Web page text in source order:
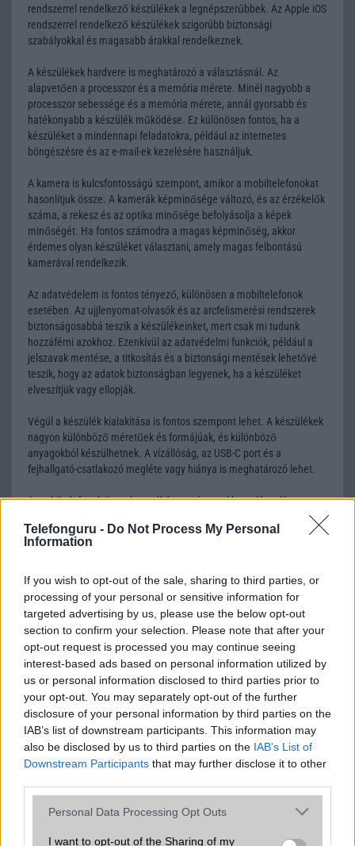
Telefonguru - Do Not Process My Personal
Information
If you wish to opt-out of the sale, sharing to third parties, or
processing of your personal or sensitive information for
targeted advertising by us, please use the below opt-out
section to confirm your selection. Please note that after your
opt-out request is processed you may continue seeing
interest-based ads based on personal information utilized by
us or personal information disclosed to third parties prior to
your opt-out. You may separately opt-out of the further
disclosure of your personal information by third parties on the
IAB’s list of downstream participants. This information may
also be disclosed by us to third parties on the IAB’s List of
Downstream Participants that may further disclose it to other
Please note that this website/app uses one or more Google
not limited to your visit or usage behaviour. You may click to
Personal Data Processing Opt Outs
I want to opt-out of the Sharing of my
rendszerrel rendelkező készülékek a legnépszerűbbek. Az Apple iOS
rendszerrel rendelkező készülékek szigorúbb biztonsági
szabályokkal és magasabb árakkal rendelkeznek.
A készülékek hardvere is meghatározó a választásnál. Az
alapvetően a processzor és a memória mérete. Minél nagyobb a
processzor sebessége és a memória mérete, annál gyorsabb és
hatékonyabb a készülék működése. Ez különösen fontos, ha a
készüléket a mindennapi feladatokra, például az internetes
böngészésre és az e-mail-ek kezelésére használjuk.
A kamera is kulcsfontosságú szempont, amikor a mobiltelefonokat
hasonlítjuk össze. A kamerák képminősége változó, és az érzékelők
száma, a rekesz és az optika minősége befolyásolja a képek
minőségét. Ha fontos számodra a magas képminőség, akkor
érdemes olyan készüléket választani, amely magas felbontású
kamerával rendelkezik.
Az adatvédelem is fontos tényező, különösen a mobiltelefonok
esetében. Az ujjlenyomat-olvasók és az arcfelismerési rendszerek
biztonságosabbá teszik a készülékeinket, mert csak mi tudunk
hozzáférni azokhoz. Ezenkívül az adatvédelmi funkciók, például a
jelszavak mentése, a titkosítás és a biztonsági mentések lehetővé
teszik, hogy az adatok biztonságban legyenek, ha a készüléket
elveszítjük vagy ellopják.
Végül a készülék kialakítása is fontos szempont lehet. A készülékek
nagyon különböző méretűek és formájúak, és különböző
anyagokból készülhetnek. A vízállóság, az USB-C port és a
fejhallgató-csatlakozó megléte vagy hiánya is meghatározó lehet.
A mobiltelefonok összehasonlítása az ár, az akkumulátor-élettartam,
az operációs rendszer, a hardver, a kamera, az adatvédelem és a
kialakítás szempontjából döntő fontosságú lehet. Ezek a
szempontok kritikusak ahhoz, hogy megtaláljuk azokat a
elvárásainknak.
Végül azt is fontos tudni, hogy a mobiltelefonok összehasonlítása
során minden felhasználó egyéni preferenciákkal rendelkezik, így a
választásuk eltérhet. Azonban azok, akik számára fontos a nagyobb
kijelző, hosszabb üzemidő, hatékony
MOBILTELEFON MÁRKÁK
Apple
Honor
Huawei